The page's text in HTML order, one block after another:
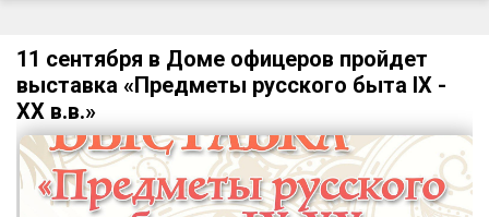
11 сентября в Доме офицеров пройдет
выставка «Предметы русского быта IX -
XX в.в.»